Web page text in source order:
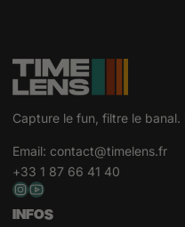
Capture le fun, filtre le
Email: contact@timelens.fr
+33 1 87 66 41 40
INFOS